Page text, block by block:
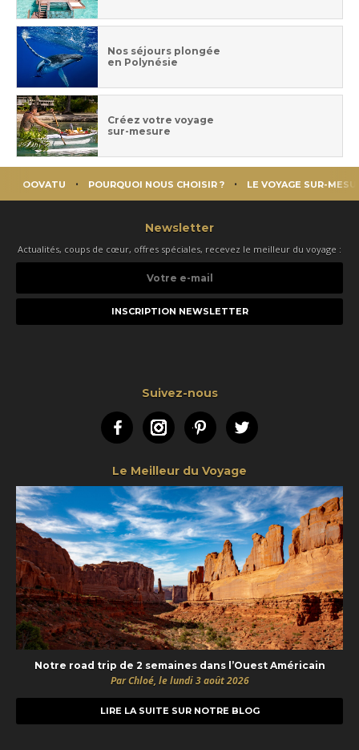
Nos séjours plongée
en Polynésie
Créez votre voyage
sur-mesure
OOVATU POURQUOI NOUS CHOISIR ? LE VOYAGE SUR-
Newsletter
Actualités, coups de cœur, offres spéciales, recevez le meilleur du voyage :
e-
Suivez-nous
FacebookInstagramPinterestTwitter
Le Meilleur du Voyage
Notre road trip de 2 semaines dans l’Ouest Américain
Par Chloé, le lundi 3 août 2026
LIRE LA SUITE SUR NOTRE BLOG